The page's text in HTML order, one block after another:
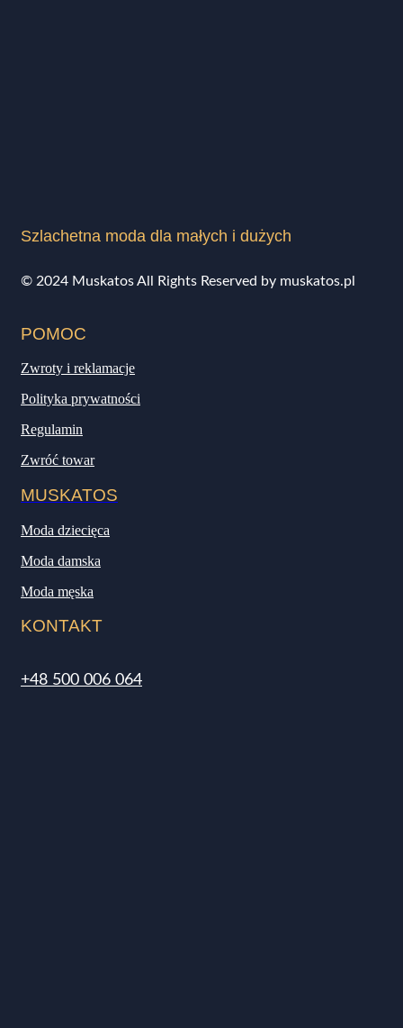
Szlachetna moda dla małych i dużych
© 2024 Muskatos All Rights Reserved by muskatos.pl
POMOC
Zwroty i reklamacje
Polityka prywatności
Regulamin
Zwróć towar
MUSKATOS
Moda dziecięca
Moda damska
Moda męska
KONTAKT
+48 500 006 064